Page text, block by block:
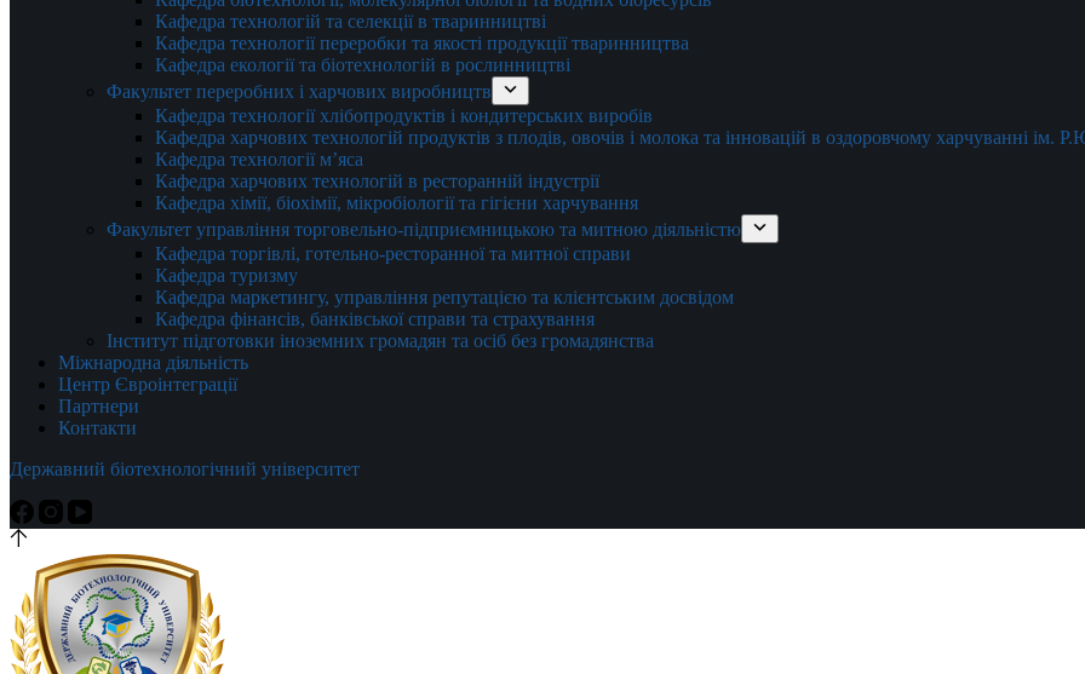
Кафедра технологій та селекції в тваринництві
Кафедра технології переробки та якості продукції тваринництва
Кафедра екології та біотехнологій в рослинництві
Факультет переробних і харчових виробництв
Кафедра технології хлібопродуктів і кондитерських виробів
Кафедра харчових технологій продуктів з плодів, овочів і молока та інновацій в оздоровчому харчуванні ім.
Кафедра технології м’яса
Кафедра харчових технологій в ресторанній індустрії
Кафедра хімії, біохімії, мікробіології та гігієни харчування
Факультет управління торговельно-підприємницькою та митною діяльністю
Кафедра торгівлі, готельно-ресторанної та митної справи
Кафедра туризму
Кафедра маркетингу, управління репутацією та клієнтським досвідом
Кафедра фінансів, банківської справи та страхування
Інститут підготовки іноземних громадян та осіб без громадянства
Міжнародна діяльність
Центр Євроінтеграції
Партнери
Контакти
Державний біотехнологічний університет